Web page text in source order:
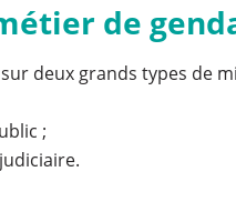
de
deux grands types de
;